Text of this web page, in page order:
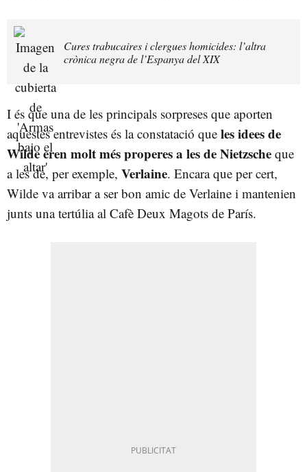
Cures trabucaires i clergues homicides: l’altra
crònica negra de l’Espanya del XIX
I és que una de les principals sorpreses que aporten
aquestes entrevistes és la constatació que les idees de
Wilde eren molt més properes a les de Nietzsche que
a les de, per exemple, Verlaine. Encara que per cert,
Wilde va arribar a ser bon amic de Verlaine i mantenien
junts una tertúlia al Cafè Deux Magots de París.